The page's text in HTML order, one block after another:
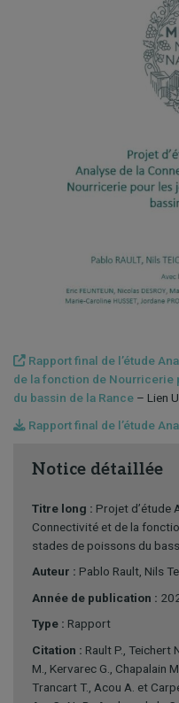
Rapport final de l’étude
de la fonction de Nourricerie
du bassin de la Rance – Lien
Rapport final de l’étude
Notice détaillée
Titre long : Projet d’étude
Connectivité et de la
stades de poissons du
Auteur : Pablo Rault, Nils
Année de publication :
Type : Rapport
Citation : Rault P., Teichert
M., Kervarec G., Chapalain
Trancart T., Acou A. et